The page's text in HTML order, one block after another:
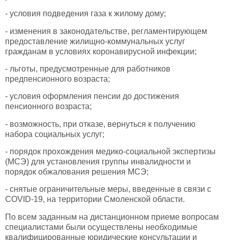
- условия подведения газа к жилому дому;
- изменения в законодательстве, регламентирующем
предоставление жилищно-коммунальных услуг
гражданам в условиях коронавирусной инфекции;
- льготы, предусмотренные для работников
предпенсионного возраста;
- условия оформления пенсии до достижения
пенсионного возраста;
- возможность, при отказе, вернуться к получению
набора социальных услуг;
- порядок прохождения медико-социальной экспертизы
(МСЭ) для установления группы инвалидности и
порядок обжалования решения МСЭ;
- снятые ограничительные меры, введенные в связи с
COVID-19, на территории Смоленской области.
По всем заданным на дистанционном приеме вопросам
специалистами были осуществлены необходимые
квалифицированные юридические консультации и